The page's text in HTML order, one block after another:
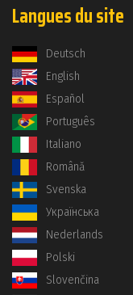
Langues du site
Deutsch
English
Español
Português
Italiano
Română
Svenska
Українська
Nederlands
Polski
Slovenčina